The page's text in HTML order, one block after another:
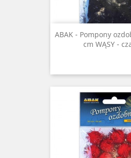
ABAK - Pompony
cm WĄSY -